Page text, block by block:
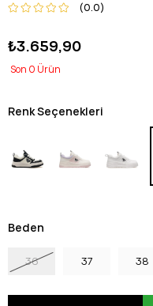
0.0
₺3.659,90
0
Renk Seçenekleri
Beden
36 37 38